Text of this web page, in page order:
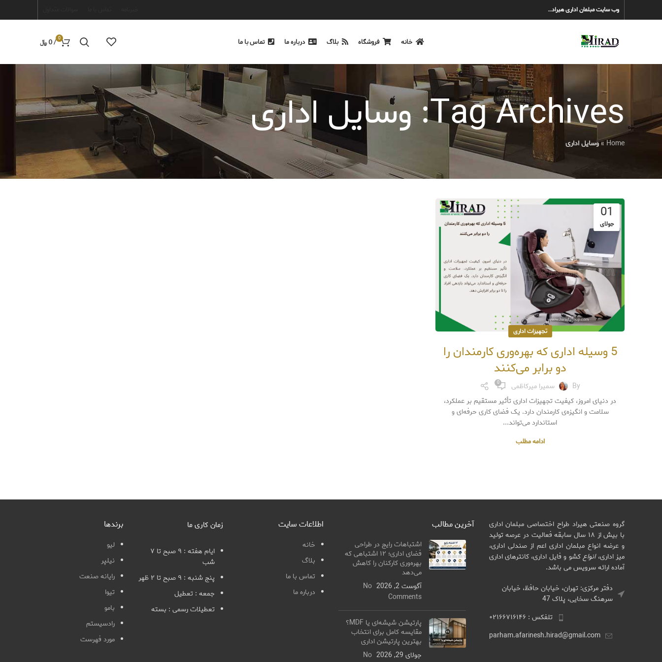
وب سایت مبلمان اداری هیراد…
خانه فروشگاه بلاگ درباره ما تماس با ما 0
/
0 ﷼
Tag Archives: وسایل اداری
Home
»وسایل اداری
01
جولای
تجهیزات اداری
5 وسیله اداری که بهره‌وری کارمندان را
دو برابر می‌کنند
By سمیرا میرکاظمی 0
در دنیای امروز، کیفیت تجهیزات اداری تأثیر مستقیم بر عملکرد،
سلامت و انگیزه‌ی کارمندان دارد. یک فضای کاری حرفه‌ای و
استاندارد می‌تواند...
ادامه مطلب
گروه صنعتی هیراد طراح اختصاصی مبلمان اداری
با بیش از ۱۸ سال سابقه فعالیت در عرصه تولید
و عرضه انواع مبلمان اداری اعم از صندلی اداری،
میز اداری،انواعکشو و فایل اداری، کانترهای اداری
آماده ارائه سرویس می باشد.
دفتر مرکزی: تهران، خیابان حافظ، خیابان
سرهنگ سخایی، پلاک 47
تلفکس : ۰۲۱۶۶۷۱۶۱۴۶
parham.afarinesh.hirad@gmail.com
آخرین مطالب
اشتباهات رایج در طراحی
فضای اداری؛ ۱۲ اشتباهی که
بهره‌وری کارکنان را کاهش
می‌دهد
آگوست 2, 2026
No
Comments
پارتیشن شیشه‌ای یا MDF؟
مقایسه کامل برای انتخاب
بهترین پارتیشن اداری
جولای 29, 2026
No
اطلاعات سایت
خانه
بلاگ
تماس با ما
درباره ما
زمان کاری ما
ایام هفته : ۹ صبح تا ۷
شب
پنج شنبه : ۹ صبح تا ۲ ظهر
جمعه : تعطیل
تعطیلات رسمی : بسته
برندها
لیو
نیلپر
رایانه صنعت
تیوا
بامو
رادسیستم
مورد فهرست